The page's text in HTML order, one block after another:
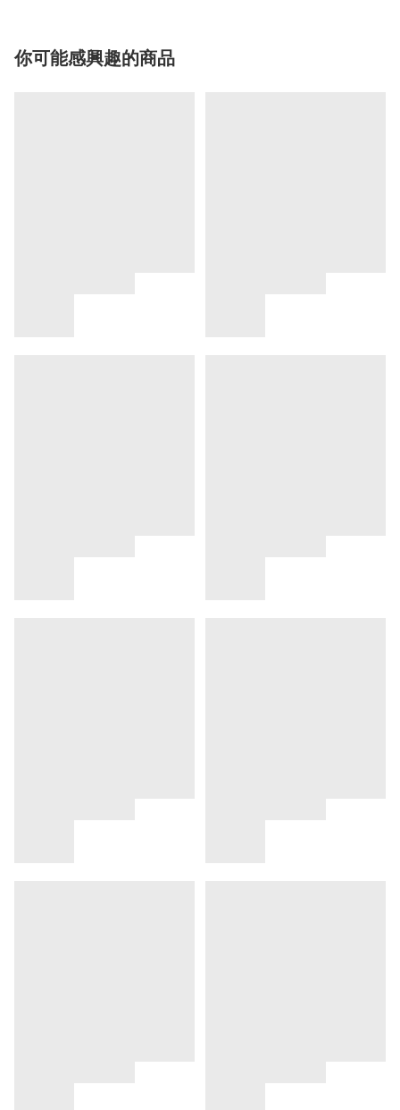
你可能感興趣的商品